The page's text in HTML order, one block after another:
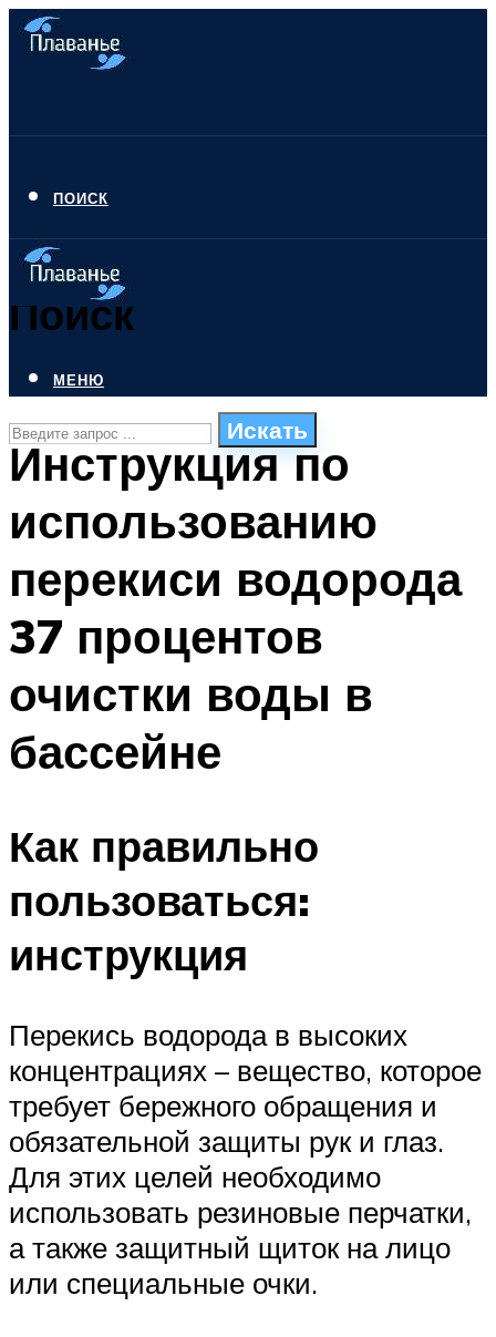
ПОИСК
Поиск
Искать
СТИЛИ ПЛАВАНЬЯ
ПЛАВАНЬЕ ДЛЯ ДЕТЕЙ
БАССЕЙН ДЛЯ ДОМА
ОЧИСТКА БАССЕЙНОВ
МЕНЮ
МЕНЮ
Инструкция по
использованию
перекиси водорода
37 процентов
очистки воды в
бассейне
Как правильно
пользоваться:
инструкция
Перекись водорода в высоких
концентрациях – вещество, которое
требует бережного обращения и
обязательной защиты рук и глаз.
Для этих целей необходимо
использовать резиновые перчатки,
а также защитный щиток на лицо
или специальные очки.